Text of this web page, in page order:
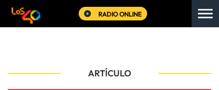
RADIO ONLINE
ARTÍCULO